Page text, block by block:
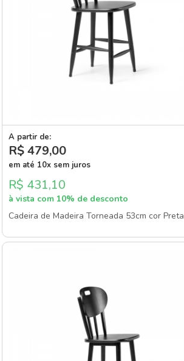
A partir de:
R$ 479,00
em até 10x sem juros
R$ 431,10
à vista com 10% de desconto
Cadeira de Madeira Torneada 53cm cor Preta